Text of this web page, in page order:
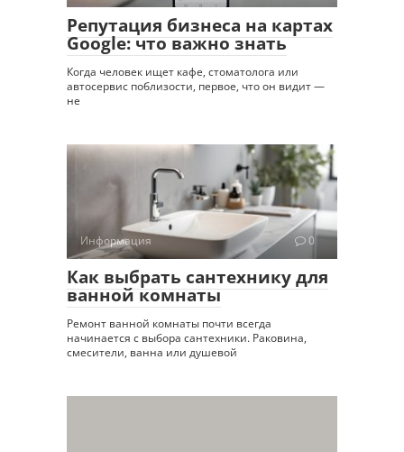
Репутация бизнеса на картах
Google: что важно знать
Когда человек ищет кафе, стоматолога или
автосервис поблизости, первое, что он видит —
не
Информация 0
Как выбрать сантехнику для
ванной комнаты
Ремонт ванной комнаты почти всегда
начинается с выбора сантехники. Раковина,
смесители, ванна или душевой